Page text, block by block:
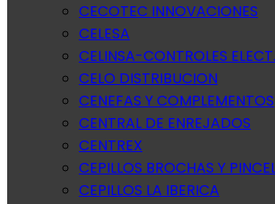
CECOTEC INNOVACIONES
CELESA
CELINSA-CONTROLES
CELO DISTRIBUCION
CENEFAS Y COMPLEMENTOS
CENTRAL DE ENREJADOS
CENTREX
CEPILLOS BROCHAS Y
CEPILLOS LA IBERICA